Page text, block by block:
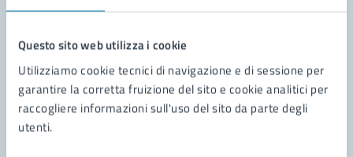
Questo sito web utilizza i cookie
Utilizziamo cookie tecnici di navigazione e di sessione per
garantire la corretta fruizione del sito e cookie analitici per
raccogliere informazioni sull'uso del sito da parte degli
utenti.
Richiedi assistenza
Prenota appuntamento
Problemi in città